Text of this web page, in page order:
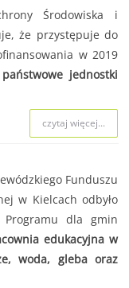
Środowiska i
że przystępuje do
w 2019
państwowe jednostki
czytaj więcej...
Funduszu
w Kielcach odbyło
Programu dla gmin
edukacyjna w
woda, gleba oraz